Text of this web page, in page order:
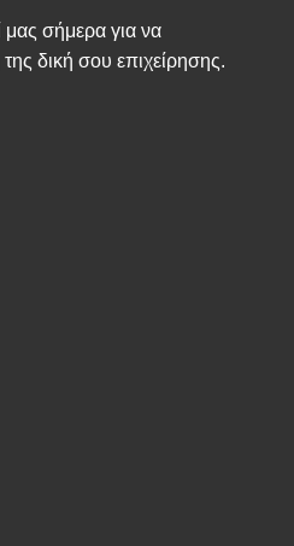
μας σήμερα για να
δική σου επιχείρησης.